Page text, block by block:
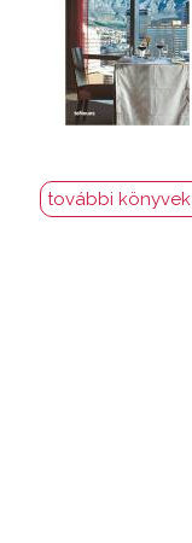
további könyvek